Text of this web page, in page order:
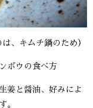
、キムチ鍋のため）
ボウの食べ方
姜と醤油、好みによ
。